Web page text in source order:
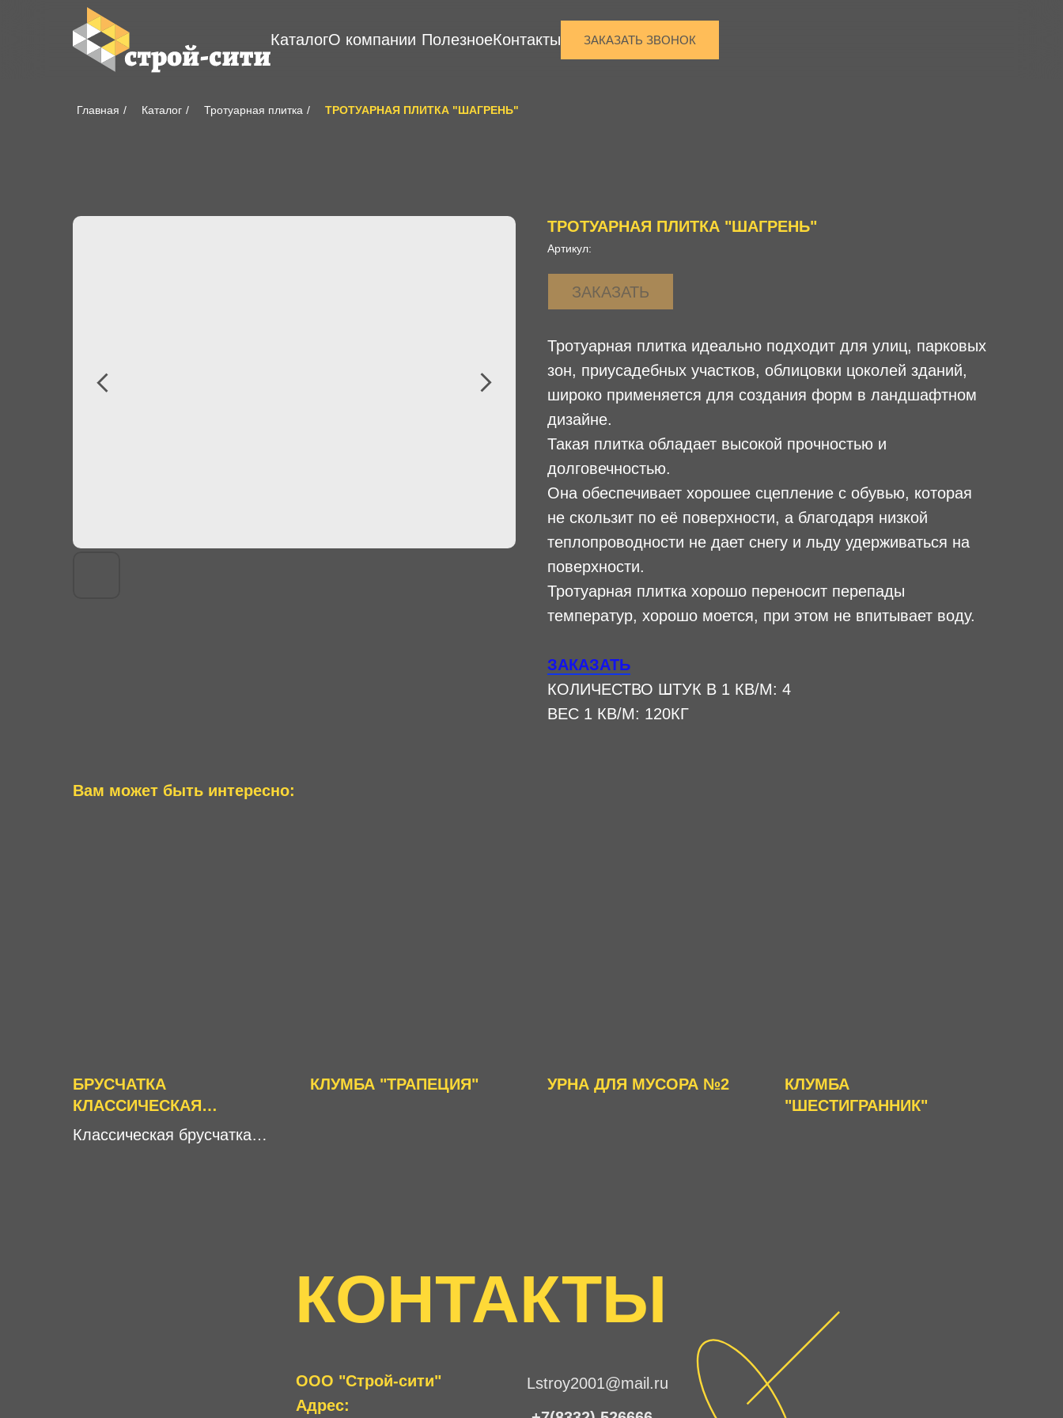
КаталогО компании ПолезноеКонтакты ЗАКАЗАТЬ ЗВОНОК
Главная / Каталог / Тротуарная плитка / ТРОТУАРНАЯ ПЛИТКА "ШАГРЕНЬ"
ТРОТУАРНАЯ ПЛИТКА "ШАГРЕНЬ"
Артикул:
ЗАКАЗАТЬ
Тротуарная плитка идеально подходит для улиц, парковых
зон, приусадебных участков, облицовки цоколей зданий,
широко применяется для создания форм в ландшафтном
дизайне.
Такая плитка обладает высокой прочностью и
долговечностью.
Она обеспечивает хорошее сцепление с обувью, которая
не скользит по её поверхности, а благодаря низкой
теплопроводности не дает снегу и льду удерживаться на
поверхности.
Тротуарная плитка хорошо переносит перепады
температур, хорошо моется, при этом не впитывает воду.
ЗАКАЗАТЬ
КОЛИЧЕСТВО ШТУК В 1 КВ/М: 4
ВЕС 1 КВ/М: 120КГ
Вам может быть интересно:
БРУСЧАТКА
КЛАССИЧЕСКАЯ
"РОМАШКА"
Классическая брусчатка—
КЛУМБА "ТРАПЕЦИЯ" УРНА ДЛЯ МУСОРА №2
КЛУМБА
"ШЕСТИГРАННИК"
Lstroy2001@mail.ru
ООО "Строй-сити"
Адрес:
КОНТАКТЫ